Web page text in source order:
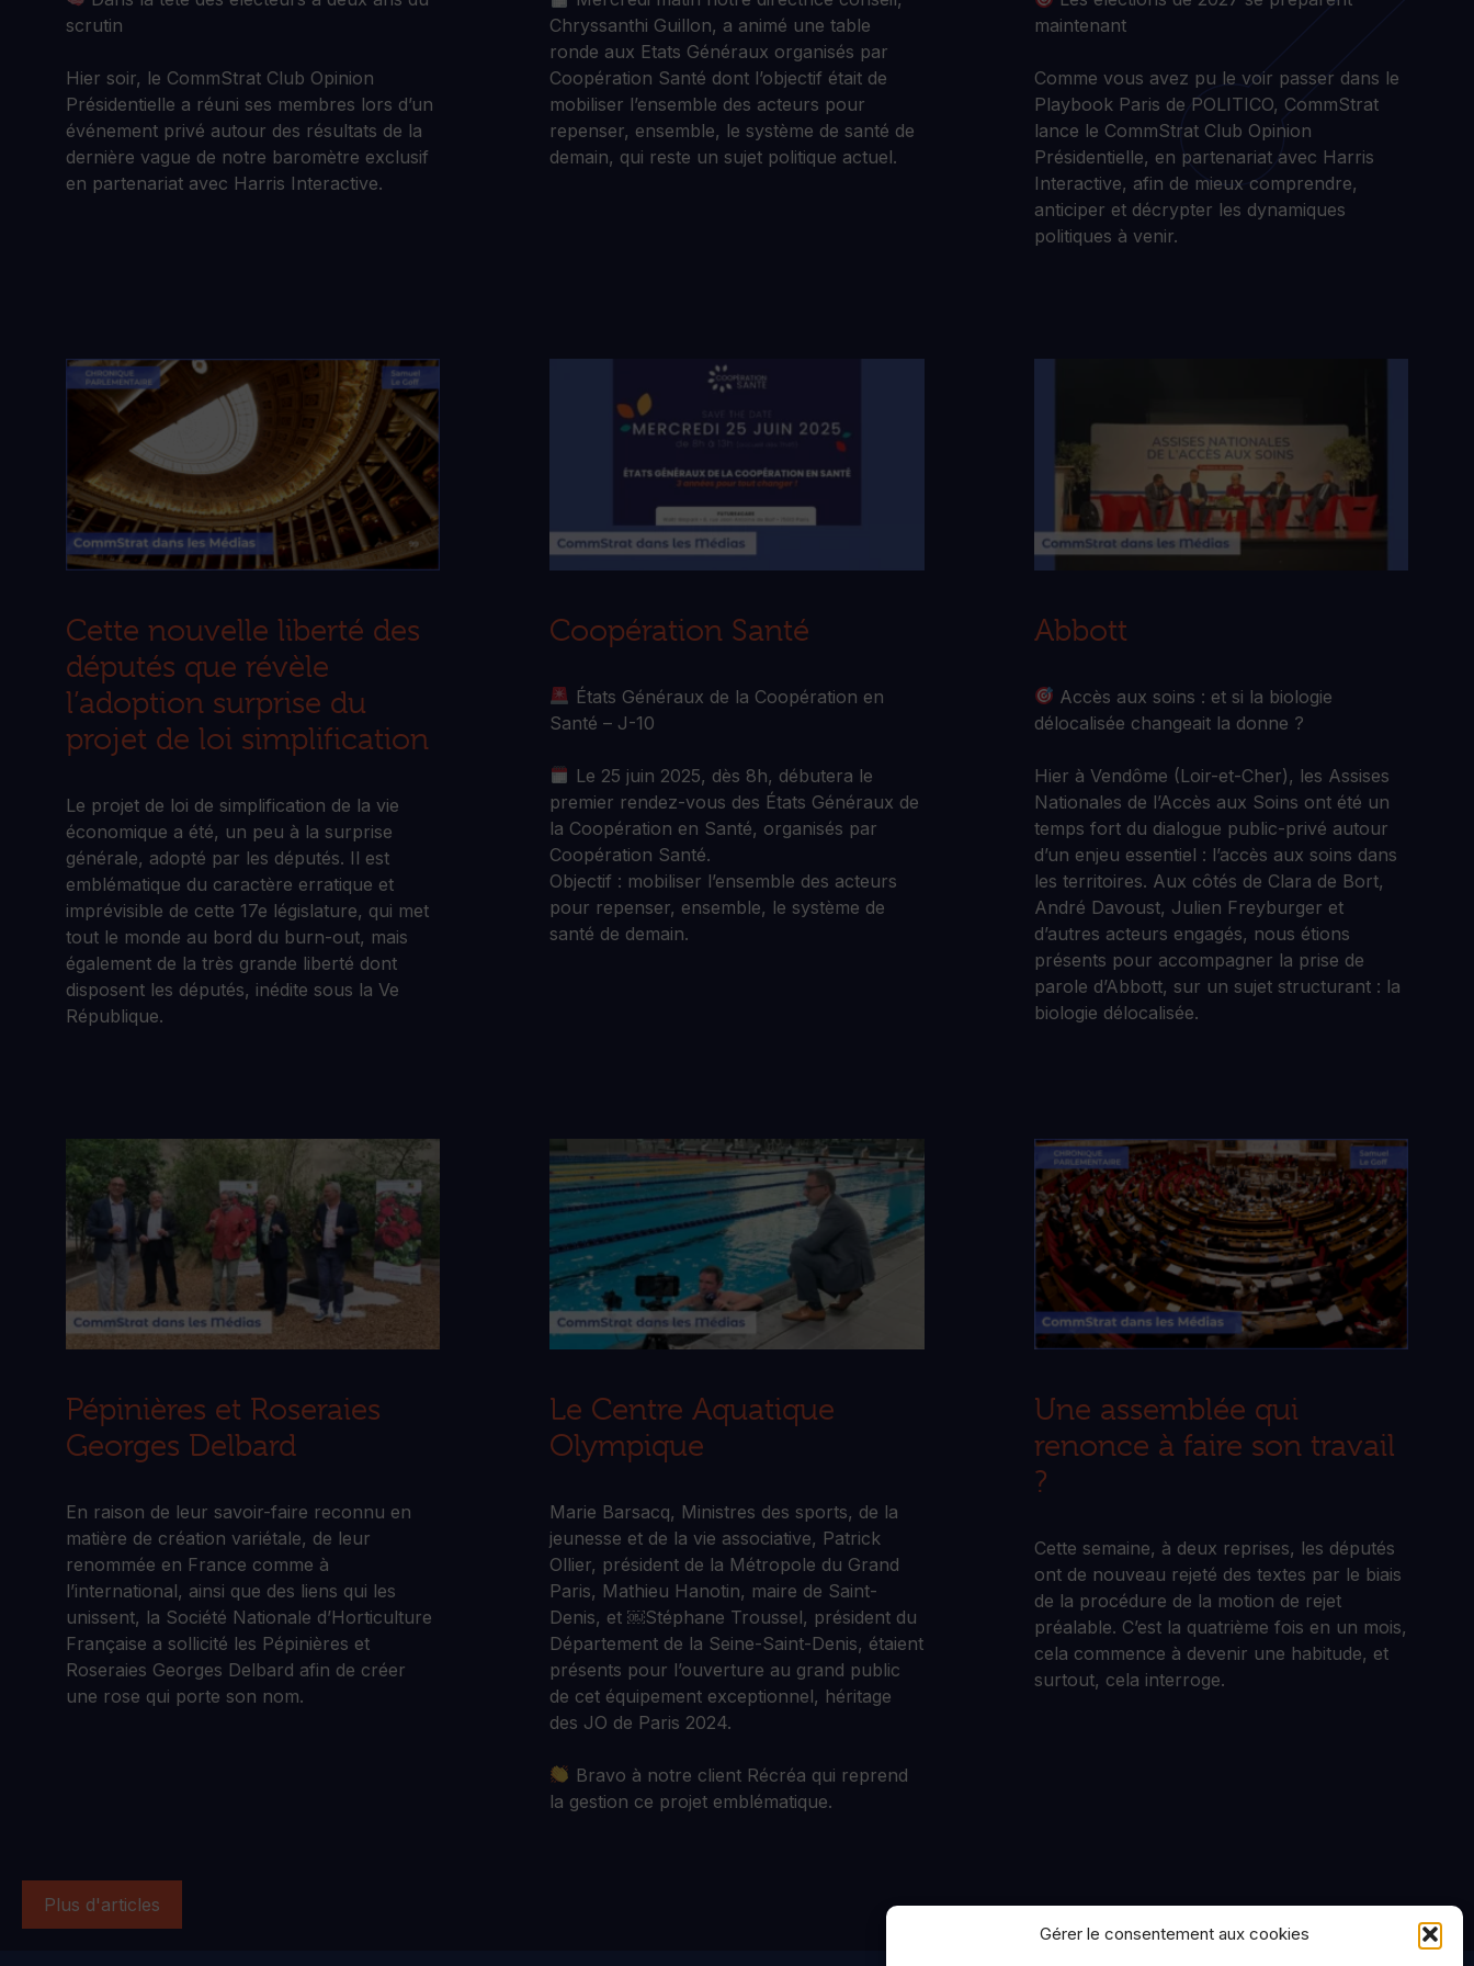
Gérer le consentement aux cookies
scrutin
Hier soir, le CommStrat Club Opinion
Présidentielle a réuni ses membres lors d’un
événement privé autour des résultats de la
dernière vague de notre baromètre exclusif
en partenariat avec Harris Interactive.
Chryssanthi Guillon, a animé une table
ronde aux Etats Généraux organisés par
Coopération Santé dont l’objectif était de
mobiliser l’ensemble des acteurs pour
repenser, ensemble, le système de santé de
demain, qui reste un sujet politique actuel.
maintenant
Comme vous avez pu le voir passer dans le
Playbook Paris de POLITICO, CommStrat
lance le CommStrat Club Opinion
Présidentielle, en partenariat avec Harris
Interactive, afin de mieux comprendre,
anticiper et décrypter les dynamiques
politiques à venir.
Cette nouvelle liberté des
députés que révèle
l’adoption surprise du
projet de loi simplification
Le projet de loi de simplification de la vie
économique a été, un peu à la surprise
générale, adopté par les députés. Il est
emblématique du caractère erratique et
imprévisible de cette 17e législature, qui met
tout le monde au bord du burn-out, mais
également de la très grande liberté dont
disposent les députés, inédite sous la Ve
République.
Coopération Santé
États Généraux de la Coopération en
Santé – J-10
Le 25 juin 2025, dès 8h, débutera le
premier rendez-vous des États Généraux de
la Coopération en Santé, organisés par
Coopération Santé.
Objectif : mobiliser l’ensemble des acteurs
pour repenser, ensemble, le système de
santé de demain.
Abbott
Accès aux soins : et si la biologie
délocalisée changeait la donne ?
Hier à Vendôme (Loir-et-Cher), les Assises
Nationales de l’Accès aux Soins ont été un
temps fort du dialogue public-privé autour
d’un enjeu essentiel : l’accès aux soins dans
les territoires. Aux côtés de Clara de Bort,
André Davoust, Julien Freyburger et
d’autres acteurs engagés, nous étions
présents pour accompagner la prise de
parole d’Abbott, sur un sujet structurant : la
biologie délocalisée.
Pépinières et Roseraies
Georges Delbard
En raison de leur savoir-faire reconnu en
matière de création variétale, de leur
renommée en France comme à
l’international, ainsi que des liens qui les
unissent, la Société Nationale d’Horticulture
Française a sollicité les Pépinières et
Roseraies Georges Delbard afin de créer
une rose qui porte son nom.
Le Centre Aquatique
Olympique
Marie Barsacq, Ministres des sports, de la
jeunesse et de la vie associative, Patrick
Ollier, président de la Métropole du Grand
Paris, Mathieu Hanotin, maire de Saint-
Denis, et ￼Stéphane Troussel, président du
Département de la Seine-Saint-Denis, étaient
présents pour l’ouverture au grand public
de cet équipement exceptionnel, héritage
des JO de Paris 2024.
Bravo à notre client Récréa qui reprend
la gestion ce projet emblématique.
Une assemblée qui
renonce à faire son travail
?
Cette semaine, à deux reprises, les députés
ont de nouveau rejeté des textes par le biais
de la procédure de la motion de rejet
préalable. C’est la quatrième fois en un mois,
cela commence à devenir une habitude, et
surtout, cela interroge.
Plus d'articles